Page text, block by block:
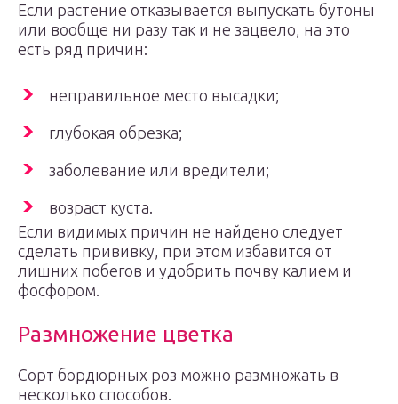
Если растение отказывается выпускать бутоны
или вообще ни разу так и не зацвело, на это
есть ряд причин:
неправильное место высадки;
глубокая обрезка;
заболевание или вредители;
возраст куста.
Если видимых причин не найдено следует
сделать прививку, при этом избавится от
лишних побегов и удобрить почву калием и
фосфором.
Размножение цветка
Сорт бордюрных роз можно размножать в
несколько способов.